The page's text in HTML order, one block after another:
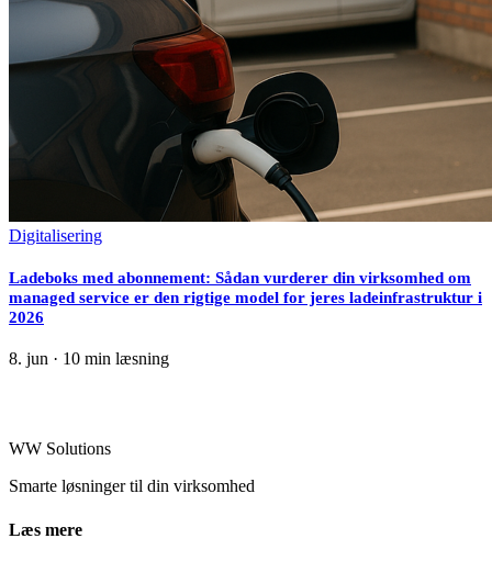
Digitalisering
Ladeboks med abonnement: Sådan vurderer din virksomhed om
managed service er den rigtige model for jeres ladeinfrastruktur i
2026
8. jun · 10 min læsning
WW Solutions
Smarte løsninger til din virksomhed
Læs mere